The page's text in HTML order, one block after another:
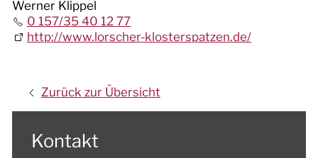
Werner Klippel
0 157/35 40 12 77
http://www.lorscher-klosterspatzen.de/
Zurück zur Übersicht
Kontakt